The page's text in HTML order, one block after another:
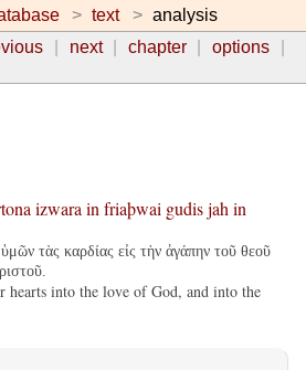
text
analysis
next chapter
options
izwara in friaþwai gudisjah in
τὰς καρδίας εἰς τὴν ἀγάπην τοῦ θεοῦ
into the love of God, and into the